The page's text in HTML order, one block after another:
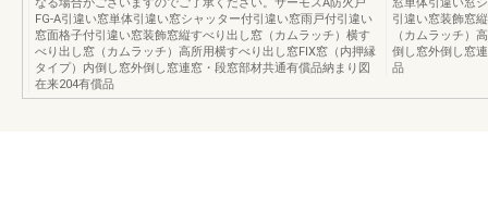
FG-A引違い窓単体引違い窓シャッター付引違い窓雨戸付引違い
窓面格子付引違い窓装飾窓縦すべり出し窓（カムラッチ）横す
べり出し窓（カムラッチ）高所用横すべり出し窓FIX窓（内押縁
タイプ）内倒し窓外倒し窓連窓・段窓部材共通有償品納まり図
在来204有償品
引違い窓装飾窓
（カムラッチ）
倒し窓外倒し窓
品